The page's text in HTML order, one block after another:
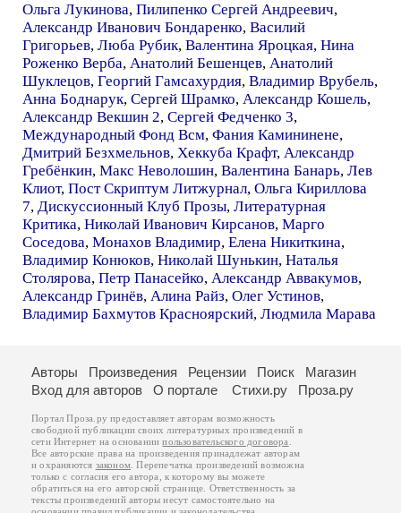
Ольга Лукинова, Пилипенко Сергей Андреевич,
Александр Иванович Бондаренко, Василий
Григорьев, Люба Рубик, Валентина Яроцкая, Нина
Роженко Верба, Анатолий Бешенцев, Анатолий
Шуклецов, Георгий Гамсахурдия, Владимир Врубель,
Анна Боднарук, Сергей Шрамко, Александр Кошель,
Александр Векшин 2, Сергей Федченко 3,
Международный Фонд Всм, Фания Камининене,
Дмитрий Безхмельнов, Хеккуба Крафт, Александр
Гребёнкин, Макс Неволошин, Валентина Банарь, Лев
Клиот, Пост Скриптум Литжурнал, Ольга Кириллова
7, Дискуссионный Клуб Прозы, Литературная
Критика, Николай Иванович Кирсанов, Марго
Соседова, Монахов Владимир, Елена Никиткина,
Владимир Конюков, Николай Шунькин, Наталья
Столярова, Петр Панасейко, Александр Аввакумов,
Александр Гринёв, Алина Райз, Олег Устинов,
Владимир Бахмутов Красноярский, Людмила Марава
Авторы Произведения Рецензии Поиск
Магазин
Вход для авторов
О портале Стихи.ру Проза.ру
Портал Проза.ру предоставляет авторам возможность
свободной публикации своих литературных произведений в
сети Интернет на основаниипользовательского договора
Все авторские права на произведения принадлежат авторам
и охраняются законом . Перепечатка произведений возможна
только с согласия его автора, к которому вы можете
обратиться на его авторской странице. Ответственность за
тексты произведений авторы несут самостоятельно на